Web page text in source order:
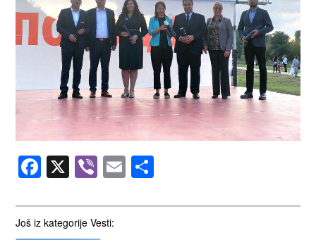
Još iz kategorije Vesti:
Facebook
X Viber
Email